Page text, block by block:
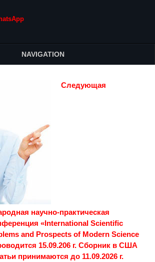
NAVIGATION
Следующая
научно-практическая
«International Scientific
and Prospects of Modern Science
15.09.206 г. Сборник в США
принимаются до 11.09.2026 г.